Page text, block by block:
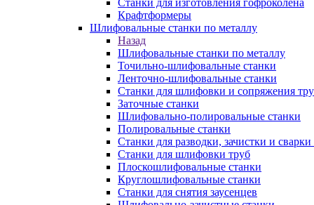
Станки для изготовления гофроколена
Крафтформеры
Шлифовальные станки по металлу
Назад
Шлифовальные станки по металлу
Точильно-шлифовальные станки
Ленточно-шлифовальные станки
Станки для шлифовки и сопряжения
Заточные станки
Шлифовально-полировальные станки
Полировальные станки
Станки для разводки, зачистки и сварки
Станки для шлифовки труб
Плоскошлифовальные станки
Круглошлифовальные станки
Станки для снятия заусенцев